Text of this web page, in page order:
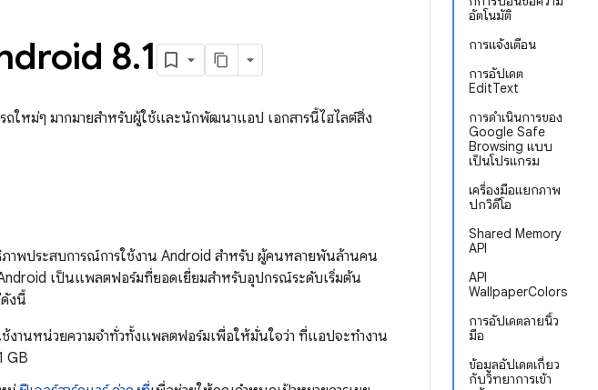
อัตโนมัติ
การแจ้งเตือน
การอัปเดต
EditText
การดำเนินการของ
Google Safe
Browsing แบบ
เป็นโปรแกรม
เครื่องมือแยกภาพ
ปกวิดีโอ
Shared Memory
API
API
WallpaperColors
การอัปเดตลายนิ้ว
มือ
ข้อมูลอัปเดตเกี่ยว
กับวิทยาการเข้า
8.1
ถใหม่ๆ มากมายสำหรับผู้ใช้และนักพัฒนาแอป เอกสารนี้ไฮไลต์สิ่ง
ธิภาพประสบการณ์การใช้งาน Android สําหรับ ผู้คนหลายพันล้านคน
เป็นแพลตฟอร์มที่ยอดเยี่ยมสำหรับอุปกรณ์ระดับเริ่มต้น
งนี้
ช้งานหน่วยความจำทั่วทั้งแพลตฟอร์มเพื่อให้มั่นใจว่า ที่แอปจะทำงาน
GB